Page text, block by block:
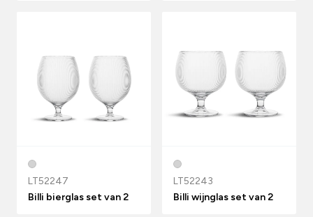
LT52247
Billi bierglas set van 2
LT52243
Billi wijnglas set van 2